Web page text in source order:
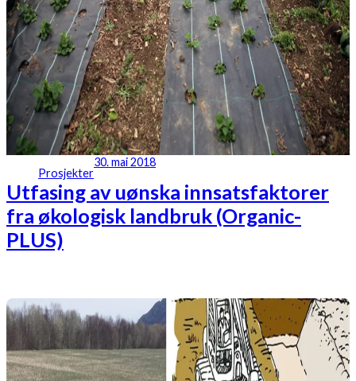
Prosjekter
30. mai 2018
Utfasing av uønska innsatsfaktorer
fra økologisk landbruk (Organic-
PLUS)